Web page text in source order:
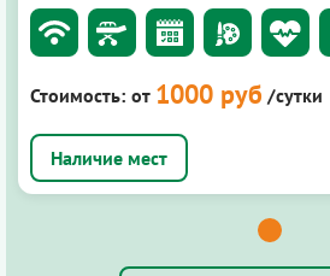
Стоимость: от 1000 руб /сутки